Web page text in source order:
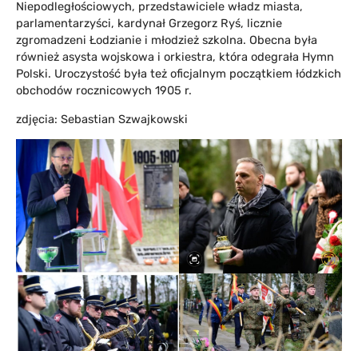
Niepodległościowych, przedstawiciele władz miasta,
parlamentarzyści, kardynał Grzegorz Ryś, licznie
zgromadzeni Łodzianie i młodzież szkolna. Obecna była
również asysta wojskowa i orkiestra, która odegrała Hymn
Polski. Uroczystość była też oficjalnym początkiem łódzkich
obchodów rocznicowych 1905 r.
zdjęcia: Sebastian Szwajkowski